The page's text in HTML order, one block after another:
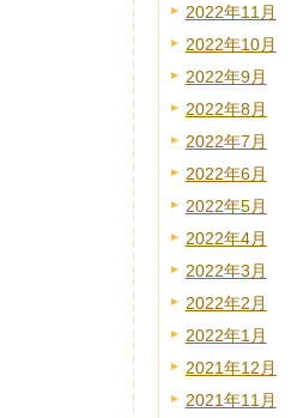
2022年11月
2022年10月
2022年9月
2022年8月
2022年7月
2022年6月
2022年5月
2022年4月
2022年3月
2022年2月
2022年1月
2021年12月
2021年11月